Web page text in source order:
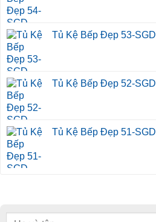
Tủ Kệ Bếp Đẹp 53-SGD
Tủ Kệ Bếp Đẹp 52-SGD
Tủ Kệ Bếp Đẹp 51-SGD